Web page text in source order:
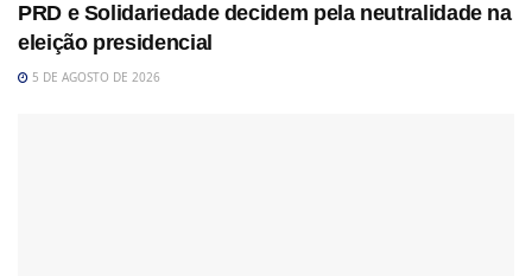
PRD e Solidariedade decidem pela neutralidade na
eleição presidencial
5 DE AGOSTO DE 2026